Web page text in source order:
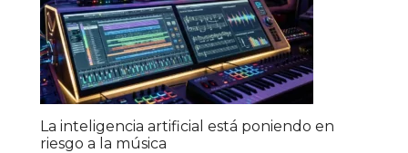
La inteligencia artificial está poniendo en
riesgo a la música